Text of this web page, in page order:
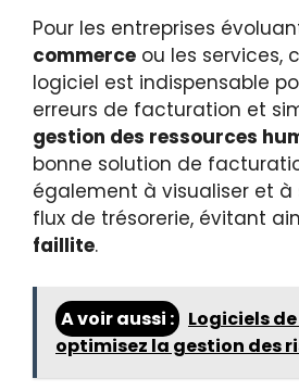
Pour les entreprises
commerce ou les services,
logiciel est indispensable
erreurs de facturation et
gestion des ressources
bonne solution de
également à visualiser et à
flux de trésorerie, évitant
faillite.
A voir aussi :
Logiciels
optimisez la gestion des